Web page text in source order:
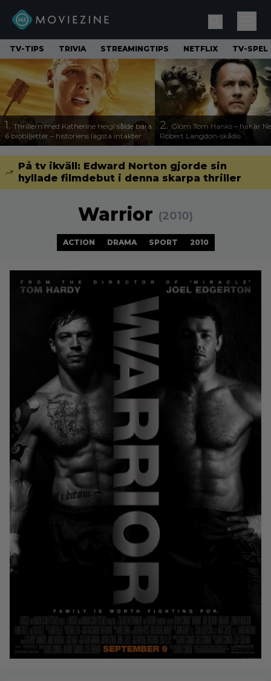
TV-TIPS TRIVIA STREAMINGTIPS NETFLIX TV-SPEL
1. Thrillern med Katherine Heigl sålde bara
6 biobiljetter – historiens lägsta intäkter
2. Glöm Tom Hanks – här är
Robert Langdon-skådis
På tv ikväll: Edward Norton gjorde sin
hyllade filmdebut i denna skarpa thriller
Warrior (2010)
ACTION DRAMA SPORT 2010